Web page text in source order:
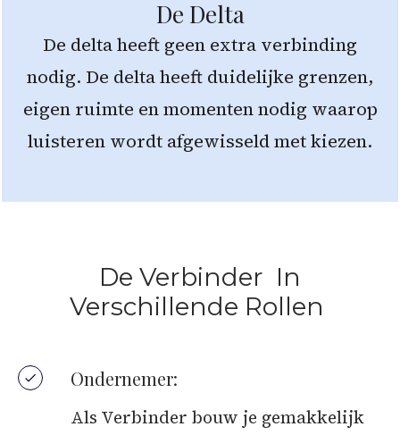
De Delta
De delta heeft geen extra verbinding
nodig. De delta heeft duidelijke grenzen,
eigen ruimte en momenten nodig waarop
luisteren wordt afgewisseld met kiezen.
De Verbinder In
Verschillende Rollen
Ondernemer:
Als Verbinder bouw je gemakkelijk